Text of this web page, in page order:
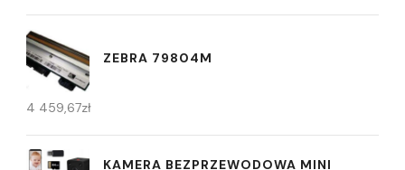
ZEBRA 79804M
4 459,67zł
KAMERA BEZPRZEWODOWA MINI